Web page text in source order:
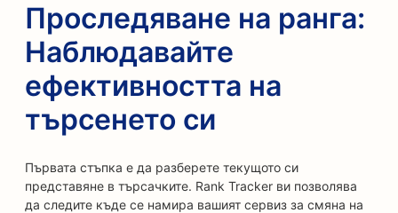
Проследяване на ранга:
Наблюдавайте
ефективността на
търсенето си
Първата стъпка е да разберете текущото си
представяне в търсачките. Rank Tracker ви позволява
да следите къде се намира вашият сервиз за смяна на